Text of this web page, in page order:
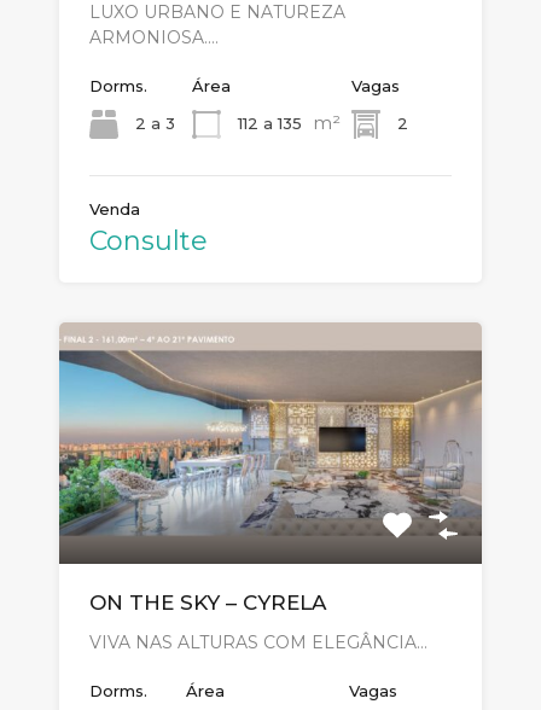
LUXO URBANO E NATUREZA
ARMONIOSA.…
Dorms.
2 a 3
Área
112 a 135
m²
Vagas
2
Venda
Consulte
ON THE SKY – CYRELA
VIVA NAS ALTURAS COM ELEGÂNCIA…
Dorms.
Área
Vagas